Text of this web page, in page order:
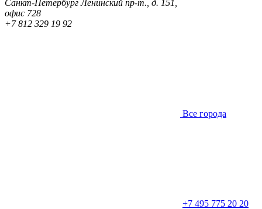
Санкт-ПетербургЛенинский пр-т., д. 151,
офис 728
+7 812 329 19 92
Все города
+7 495 775 20 20